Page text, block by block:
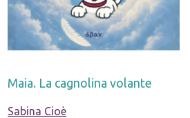
Maia. La cagnolina volante
Sabina Cioè